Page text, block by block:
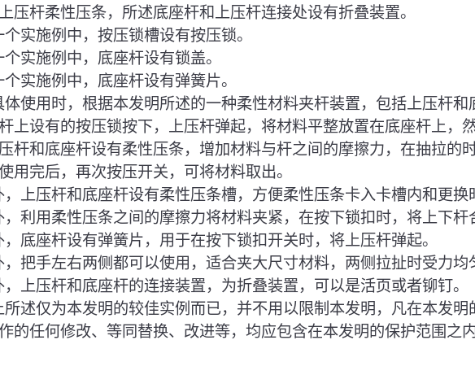
压杆柔性压条，所述底座杆和上压杆连接处设有折叠装置。
实施例中，按压锁槽设有按压锁。
实施例中，底座杆设有锁盖。
实施例中，底座杆设有弹簧片。
体使用时，根据本发明所述的一种柔性材料夹杆装置，包括上压杆和
上设有的按压锁按下，上压杆弹起，将材料平整放置在底座杆上，
杆和底座杆设有柔性压条，增加材料与杆之间的摩擦力，在抽拉的
用完后，再次按压开关，可将材料取出。
，上压杆和底座杆设有柔性压条槽，方便柔性压条卡入卡槽内和更换
，利用柔性压条之间的摩擦力将材料夹紧，在按下锁扣时，将上下杆
，底座杆设有弹簧片，用于在按下锁扣开关时，将上压杆弹起。
，把手左右两侧都可以使用，适合夹大尺寸材料，两侧拉扯时受力均
，上压杆和底座杆的连接装置，为折叠装置，可以是活页或者铆钉。
所述仅为本发明的较佳实例而已，并不用以限制本发明，凡在本发明
的任何修改、等同替换、改进等，均应包含在本发明的保护范围之内